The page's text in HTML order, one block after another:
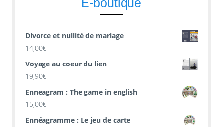
E-boutique
Divorce et nullité de mariage
14,00€
Voyage au coeur du lien
19,90€
Enneagram : The game in english
15,00€
Ennéagramme : Le jeu de carte